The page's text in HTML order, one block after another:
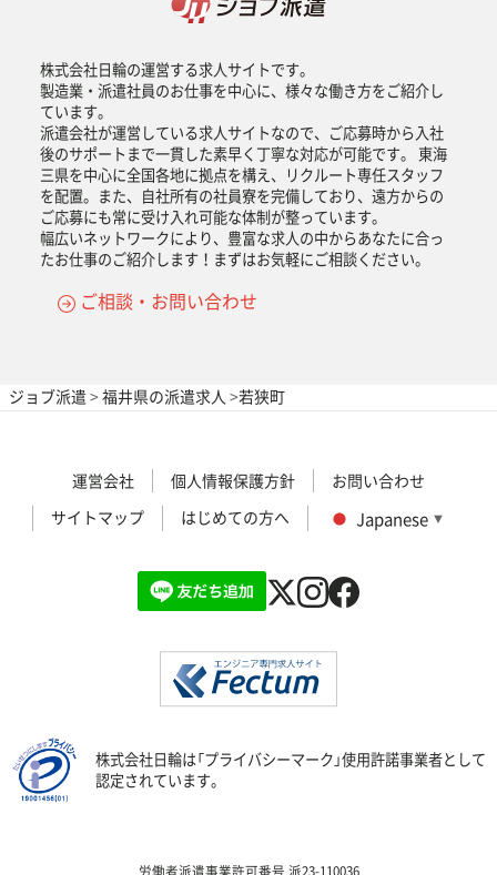
株式会社日輪の運営する求人サイトです。
製造業・派遣社員のお仕事を中心に、様々な働き方をご紹介し
ています。
派遣会社が運営している求人サイトなので、ご応募時から入社
後のサポートまで一貫した素早く丁寧な対応が可能です。 東海
三県を中心に全国各地に拠点を構え、リクルート専任スタッフ
を配置。また、自社所有の社員寮を完備しており、遠方からの
ご応募にも常に受け入れ可能な体制が整っています。
幅広いネットワークにより、豊富な求人の中からあなたに合っ
たお仕事のご紹介します！まずはお気軽にご相談ください。
ご相談・お問い合わせ
ジョブ派遣>福井県の派遣求人 >若狭町
運営会社 個人情報保護方針
お問い合わせ
サイトマップ
はじめての方へ Japanese ▼
株式会社日輪は「プライバシーマーク」使用許諾事業者として
認定されています。